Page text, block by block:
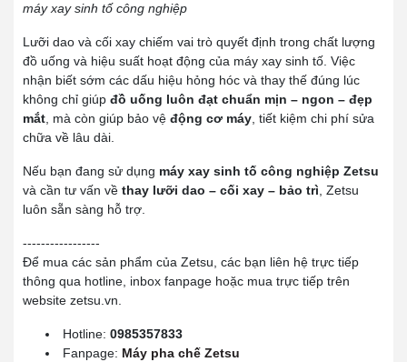
máy xay sinh tố công nghiệp
Lưỡi dao và cối xay chiếm vai trò quyết định trong chất lượng
đồ uống và hiệu suất hoạt động của máy xay sinh tố. Việc
nhận biết sớm các dấu hiệu hỏng hóc và thay thế đúng lúc
không chỉ giúp đồ uống luôn đạt chuẩn mịn – ngon – đẹp
mắt, mà còn giúp bảo vệ động cơ máy, tiết kiệm chi phí sửa
chữa về lâu dài.
Nếu bạn đang sử dụng máy xay sinh tố công nghiệp Zetsu
và cần tư vấn về thay lưỡi dao – cối xay – bảo trì, Zetsu
luôn sẵn sàng hỗ trợ.
-----------------
Để mua các sản phẩm của Zetsu, các bạn liên hệ trực tiếp
thông qua hotline, inbox fanpage hoặc mua trực tiếp trên
website zetsu.vn.
Hotline: 0985357833
Fanpage: Máy pha chế Zetsu